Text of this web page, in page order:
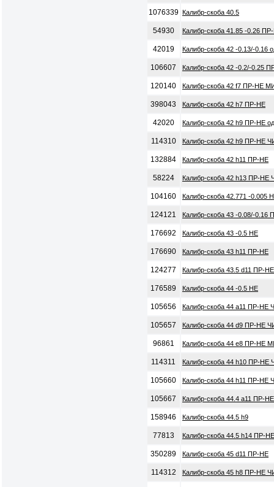
1076339 Калибр-скоба 40.5
54930 Калибр-скоба 41.85 -0.26
42019 Калибр-скоба 42 -0.13/-0.16
106607 Калибр-скоба 42 -0.2/-0.25
120140 Калибр-скоба 42 f7 ПР-НЕ
398043 Калибр-скоба 42 h7 ПР-НЕ
42020 Калибр-скоба 42 h9 ПР-НЕ
114310 Калибр-скоба 42 h9 ПР-НЕ
132884 Калибр-скоба 42 h11 ПР-НЕ
58224 Калибр-скоба 42 h13 ПР-НЕ
104160 Калибр-скоба 42.771 -0.005
124121 Калибр-скоба 43 -0.08/-
176692 Калибр-скоба 43 -0.5 НЕ
176690 Калибр-скоба 43 h11 ПР-НЕ
124277 Калибр-скоба 43.5 d11 ПР-
176589 Калибр-скоба 44 -0.5 НЕ
105656 Калибр-скоба 44 a11 ПР-НЕ
105657 Калибр-скоба 44 d9 ПР-НЕ
96861 Калибр-скоба 44 e8 ПР-НЕ
114311 Калибр-скоба 44 h10 ПР-НЕ
105660 Калибр-скоба 44 h11 ПР-НЕ
105667 Калибр-скоба 44.4 a11 ПР-
158946 Калибр-скоба 44.5 h9
77813 Калибр-скоба 44.5 h14 ПР-
350289 Калибр-скоба 45 d11 ПР-НЕ
114312 Калибр-скоба 45 h8 ПР-НЕ